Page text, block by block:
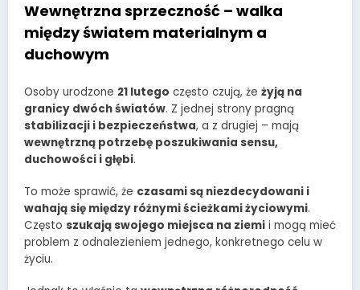
Wewnętrzna sprzeczność – walka
między światem materialnym a
duchowym
Osoby urodzone 21 lutego często czują, że żyją na
granicy dwóch światów. Z jednej strony pragną
stabilizacji i bezpieczeństwa, a z drugiej – mają
wewnętrzną potrzebę poszukiwania sensu,
duchowości i głębi.
To może sprawić, że czasami są niezdecydowani i
wahają się między różnymi ścieżkami życiowymi.
Często szukają swojego miejsca na ziemi i mogą mieć
problem z odnalezieniem jednego, konkretnego celu w
życiu.